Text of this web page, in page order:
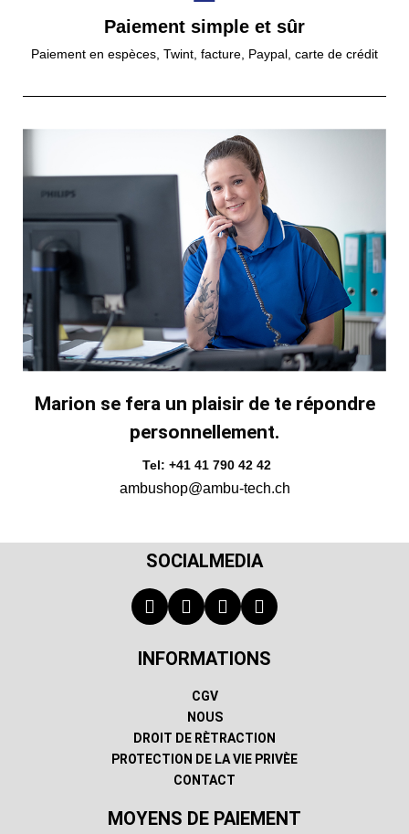
Paiement simple et sûr
Paiement en espèces, Twint, facture, Paypal, carte de crédit
Marion se fera un plaisir de te répondre
personnellement.
Tel: +41 41 790 42 42
ambushop@ambu-tech.ch
SOCIALMEDIA
INFORMATIONS
CGV
NOUS
DROIT DE RÈTRACTION
PROTECTION DE LA VIE PRIVÈE
CONTACT
MOYENS DE PAIEMENT